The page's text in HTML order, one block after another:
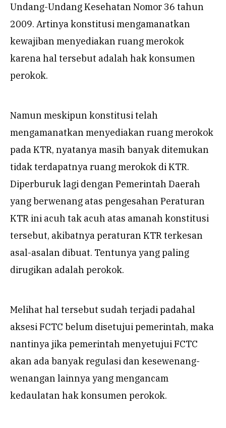
Undang-Undang Kesehatan Nomor 36 tahun
2009. Artinya konstitusi mengamanatkan
kewajiban menyediakan ruang merokok
karena hal tersebut adalah hak konsumen
perokok.
Namun meskipun konstitusi telah
mengamanatkan menyediakan ruang merokok
pada KTR, nyatanya masih banyak ditemukan
tidak terdapatnya ruang merokok di KTR.
Diperburuk lagi dengan Pemerintah Daerah
yang berwenang atas pengesahan Peraturan
KTR ini acuh tak acuh atas amanah konstitusi
tersebut, akibatnya peraturan KTR terkesan
asal-asalan dibuat. Tentunya yang paling
dirugikan adalah perokok.
Melihat hal tersebut sudah terjadi padahal
aksesi FCTC belum disetujui pemerintah, maka
nantinya jika pemerintah menyetujui FCTC
akan ada banyak regulasi dan kesewenang-
wenangan lainnya yang mengancam
kedaulatan hak konsumen perokok.